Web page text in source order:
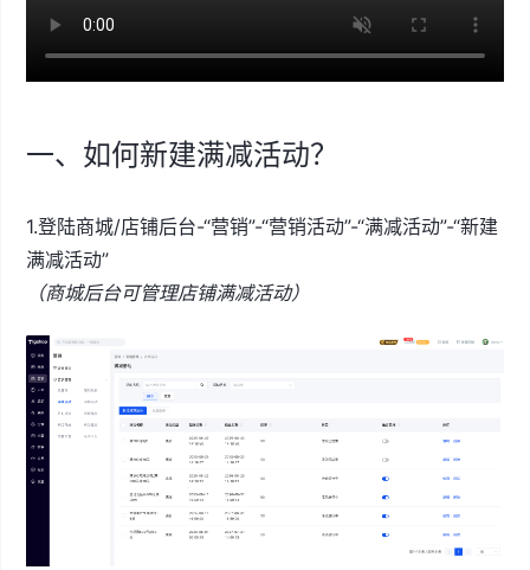
一、如何新建满减活动？
1.登陆商城/店铺后台-“营销”-“营销活动”-“满减活动”-“新建
满减活动”
（商城后台可管理店铺满减活动）